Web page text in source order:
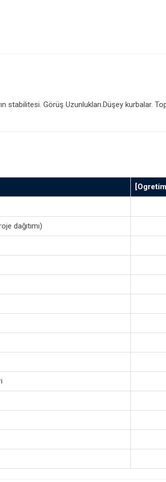
stabilitesi. Görüş Uzunlukları.Düşey kurbalar.
dağıtımı)